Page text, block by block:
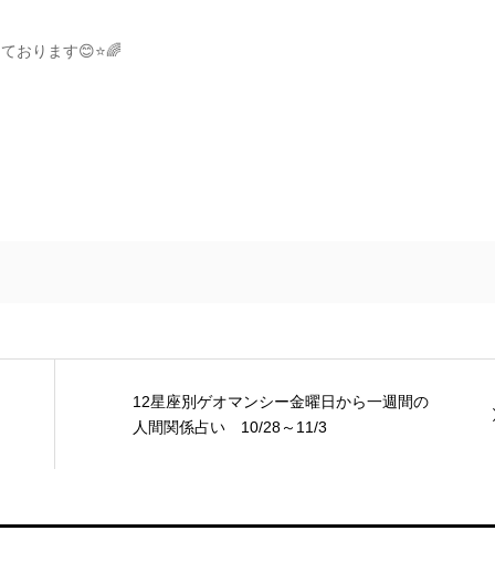
おります😊⭐️🌈
12星座別ゲオマンシー金曜日から一週間の
人間関係占い 10/28～11/3